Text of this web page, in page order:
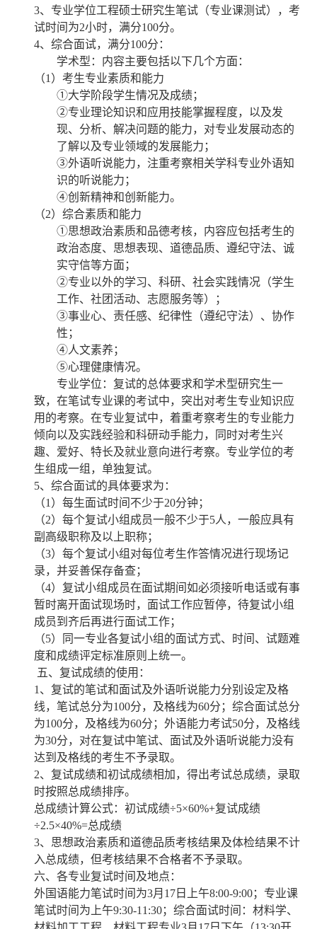
3、专业学位工程硕士研究生笔试（专业课测试），考
试时间为2小时，满分100分。
4、综合面试，满分100分：
学术型：内容主要包括以下几个方面：
（1 ）考生专业素质和能力
①大学阶段学生情况及成绩；
②专业理论知识和应用技能掌握程度，以及发
现、分析、解决问题的能力，对专业发展动态的
了解以及专业领域的发展能力；
③外语听说能力，注重考察相关学科专业外语知
识的听说能力；
④创新精神和创新能力。
（2）综合素质和能力
①思想政治素质和品德考核，内容应包括考生的
政治态度、思想表现、道德品质、遵纪守法、诚
实守信等方面；
②专业以外的学习、科研、社会实践情况（学生
工作、社团活动、志愿服务等）；
③事业心、责任感、纪律性（遵纪守法）、协作
性；
④人文素养；
⑤心理健康情况。
专业学位：复试的总体要求和学术型研究生一
致，在笔试专业课的考试中，突出对考生专业知识应
用的考察。在专业复试中，着重考察考生的专业能力
倾向以及实践经验和科研动手能力，同时对考生兴
趣、爱好、特长及就业意向进行考察。专业学位的考
生组成一组，单独复试。
5、综合面试的具体要求为：
（1 ）每生面试时间不少于20分钟；
（2）每个复试小组成员一般不少于5人，一般应具有
副高级职称及以上职称；
（3）每个复试小组对每位考生作答情况进行现场记
录，并妥善保存备查；
（4）复试小组成员在面试期间如必须接听电话或有事
暂时离开面试现场时，面试工作应暂停，待复试小组
成员到齐后再进行面试工作；
（5）同一专业各复试小组的面试方式、时间、试题难
度和成绩评定标准原则上统一。
五、复试成绩的使用：
1 、复试的笔试和面试及外语听说能力分别设定及格
线，笔试总分为100分，及格线为60分；综合面试总分
为100分，及格线为60分；外语能力考试50分，及格线
为30分，对在复试中笔试、面试及外语听说能力没有
达到及格线的考生不予录取。
2、复试成绩和初试成绩相加，得出考试总成绩，录取
时按照总成绩排序。
总成绩计算公式：初试成绩÷5×60%+复试成绩
÷2.5×40%=总成绩
3、思想政治素质和道德品质考核结果及体检结果不计
入总成绩，但考核结果不合格者不予录取。
六、各专业复试时间及地点：
外国语能力笔试时间为3月 17 日上午8:00-9:00；专业课
笔试时间为上午9:30-11:30；综合面试时间：材料学、